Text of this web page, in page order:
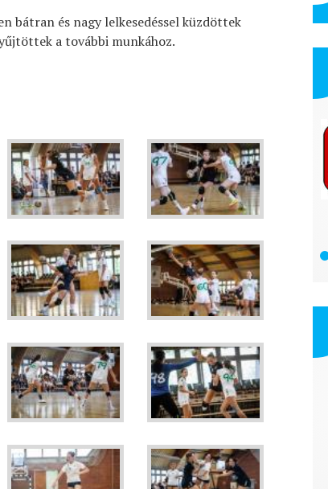
bátran és nagy lelkesedéssel küzdöttek
a további munkához.
Webmark Europe